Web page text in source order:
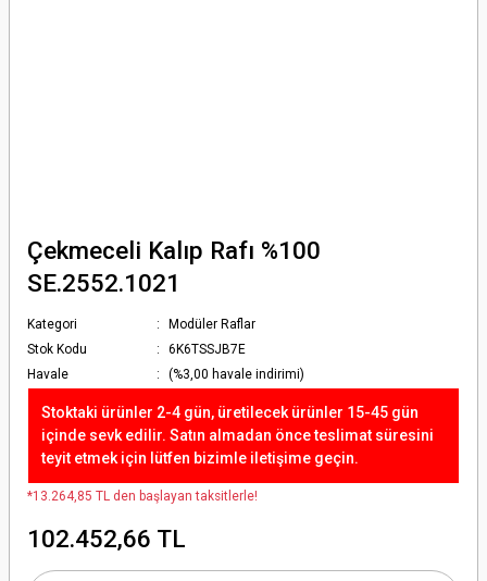
Çekmeceli Kalıp Rafı %100
SE.2552.1021
Kategori
Modüler Raflar
Stok Kodu
6K6TSSJB7E
Havale
(%3,00 havale indirimi)
Stoktaki ürünler 2-4 gün, üretilecek ürünler 15-45 gün
içinde sevk edilir. Satın almadan önce teslimat süresini
teyit etmek için lütfen bizimle iletişime geçin.
*13.264,85 TL den başlayan taksitlerle!
102.452,66 TL